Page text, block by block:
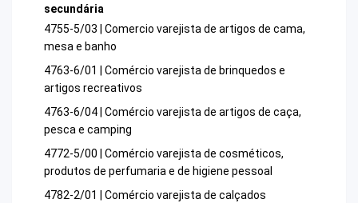
secundária
4755-5/03 | Comercio varejista de artigos de cama,
mesa e banho
4763-6/01 | Comércio varejista de brinquedos e
artigos recreativos
4763-6/04 | Comércio varejista de artigos de caça,
pesca e camping
4772-5/00 | Comércio varejista de cosméticos,
produtos de perfumaria e de higiene pessoal
4782-2/01 | Comércio varejista de calçados